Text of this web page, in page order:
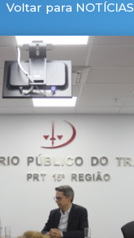
Voltar para NOTÍCIAS